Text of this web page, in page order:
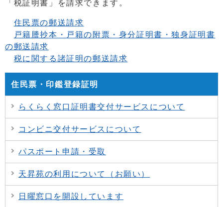
「税証明書」を請求できます。
住民票の郵送請求
戸籍謄抄本・戸籍の附票・身分証明書・独身証明書
の郵送請求
税に関する諸証明の郵送請求
住民票・印鑑登録証明
らくらく窓口証明書交付サービスについて
コンビニ交付サービスについて
パスポート申請・受取
天昇苑の利用について（お願い）
日曜窓口を開設しています